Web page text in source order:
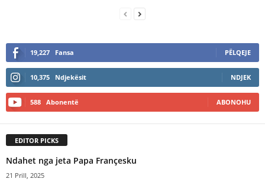
19,227 Fansa PËLQEJE
10,375 Ndjekësit NDJEK
588 Abonentë ABONOHU
EDITOR PICKS
Ndahet nga jeta Papa Françesku
21 Prill, 2025